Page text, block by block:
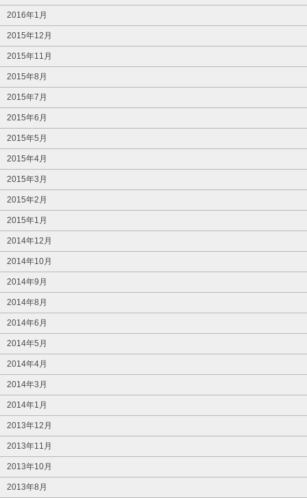
2016年1月
2015年12月
2015年11月
2015年8月
2015年7月
2015年6月
2015年5月
2015年4月
2015年3月
2015年2月
2015年1月
2014年12月
2014年10月
2014年9月
2014年8月
2014年6月
2014年5月
2014年4月
2014年3月
2014年1月
2013年12月
2013年11月
2013年10月
2013年8月